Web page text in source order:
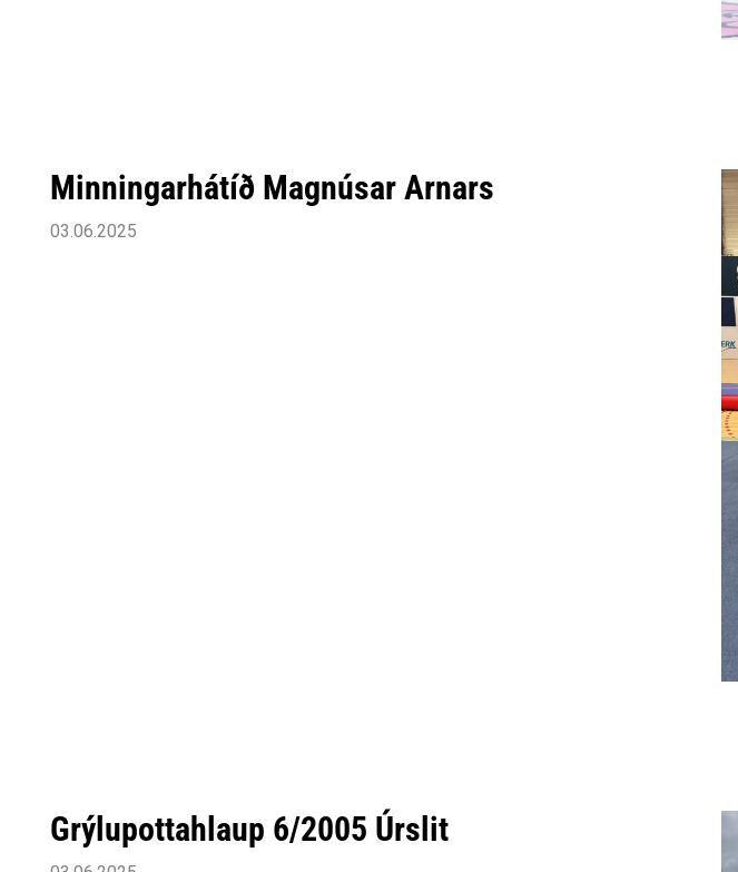
Minningarhátíð Magnúsar Arnars
03.06.2025
Grýlupottahlaup 6/2005 Úrslit